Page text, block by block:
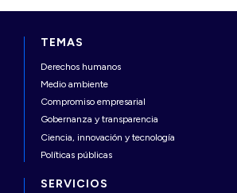
TEMAS
Derechos humanos
Medio ambiente
Compromiso empresarial
Gobernanza y transparencia
Ciencia, innovación y tecnología
Políticas públicas
SERVICIOS